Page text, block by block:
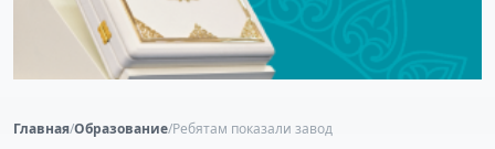
Главная/Образование/Ребятам показали завод